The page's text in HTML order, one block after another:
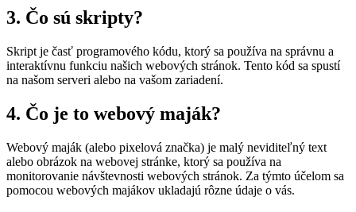
3. Čo sú skripty?
Skript je časť programového kódu, ktorý sa používa na správnu a
interaktívnu funkciu našich webových stránok. Tento kód sa spustí
na našom serveri alebo na vašom zariadení.
4. Čo je to webový maják?
Webový maják (alebo pixelová značka) je malý neviditeľný text
alebo obrázok na webovej stránke, ktorý sa používa na
monitorovanie návštevnosti webových stránok. Za týmto účelom sa
pomocou webových majákov ukladajú rôzne údaje o vás.